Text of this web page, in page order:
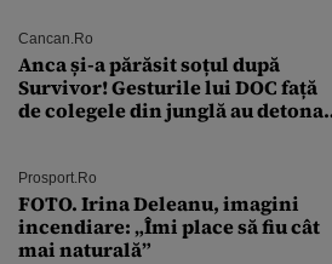
Cancan.ro
Anca și-a părăsit soțul după
Survivor! Gesturile lui DOC față
de colegele din junglă au detonat
Prosport.ro
FOTO. Irina Deleanu, imagini
incendiare: „Îmi place să fiu cât
mai naturală”